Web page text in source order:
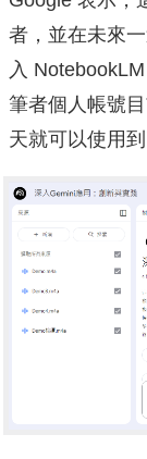
者，並在未來
入
筆者個人帳號
天就可以使用到